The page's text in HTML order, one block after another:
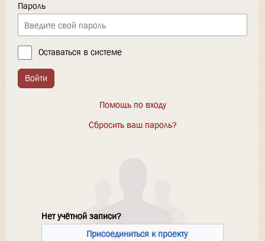
Пароль
Оставаться в системе
Войти
Помощь по входу
Сбросить ваш пароль?
Нет учётной записи?
Присоединиться к проекту